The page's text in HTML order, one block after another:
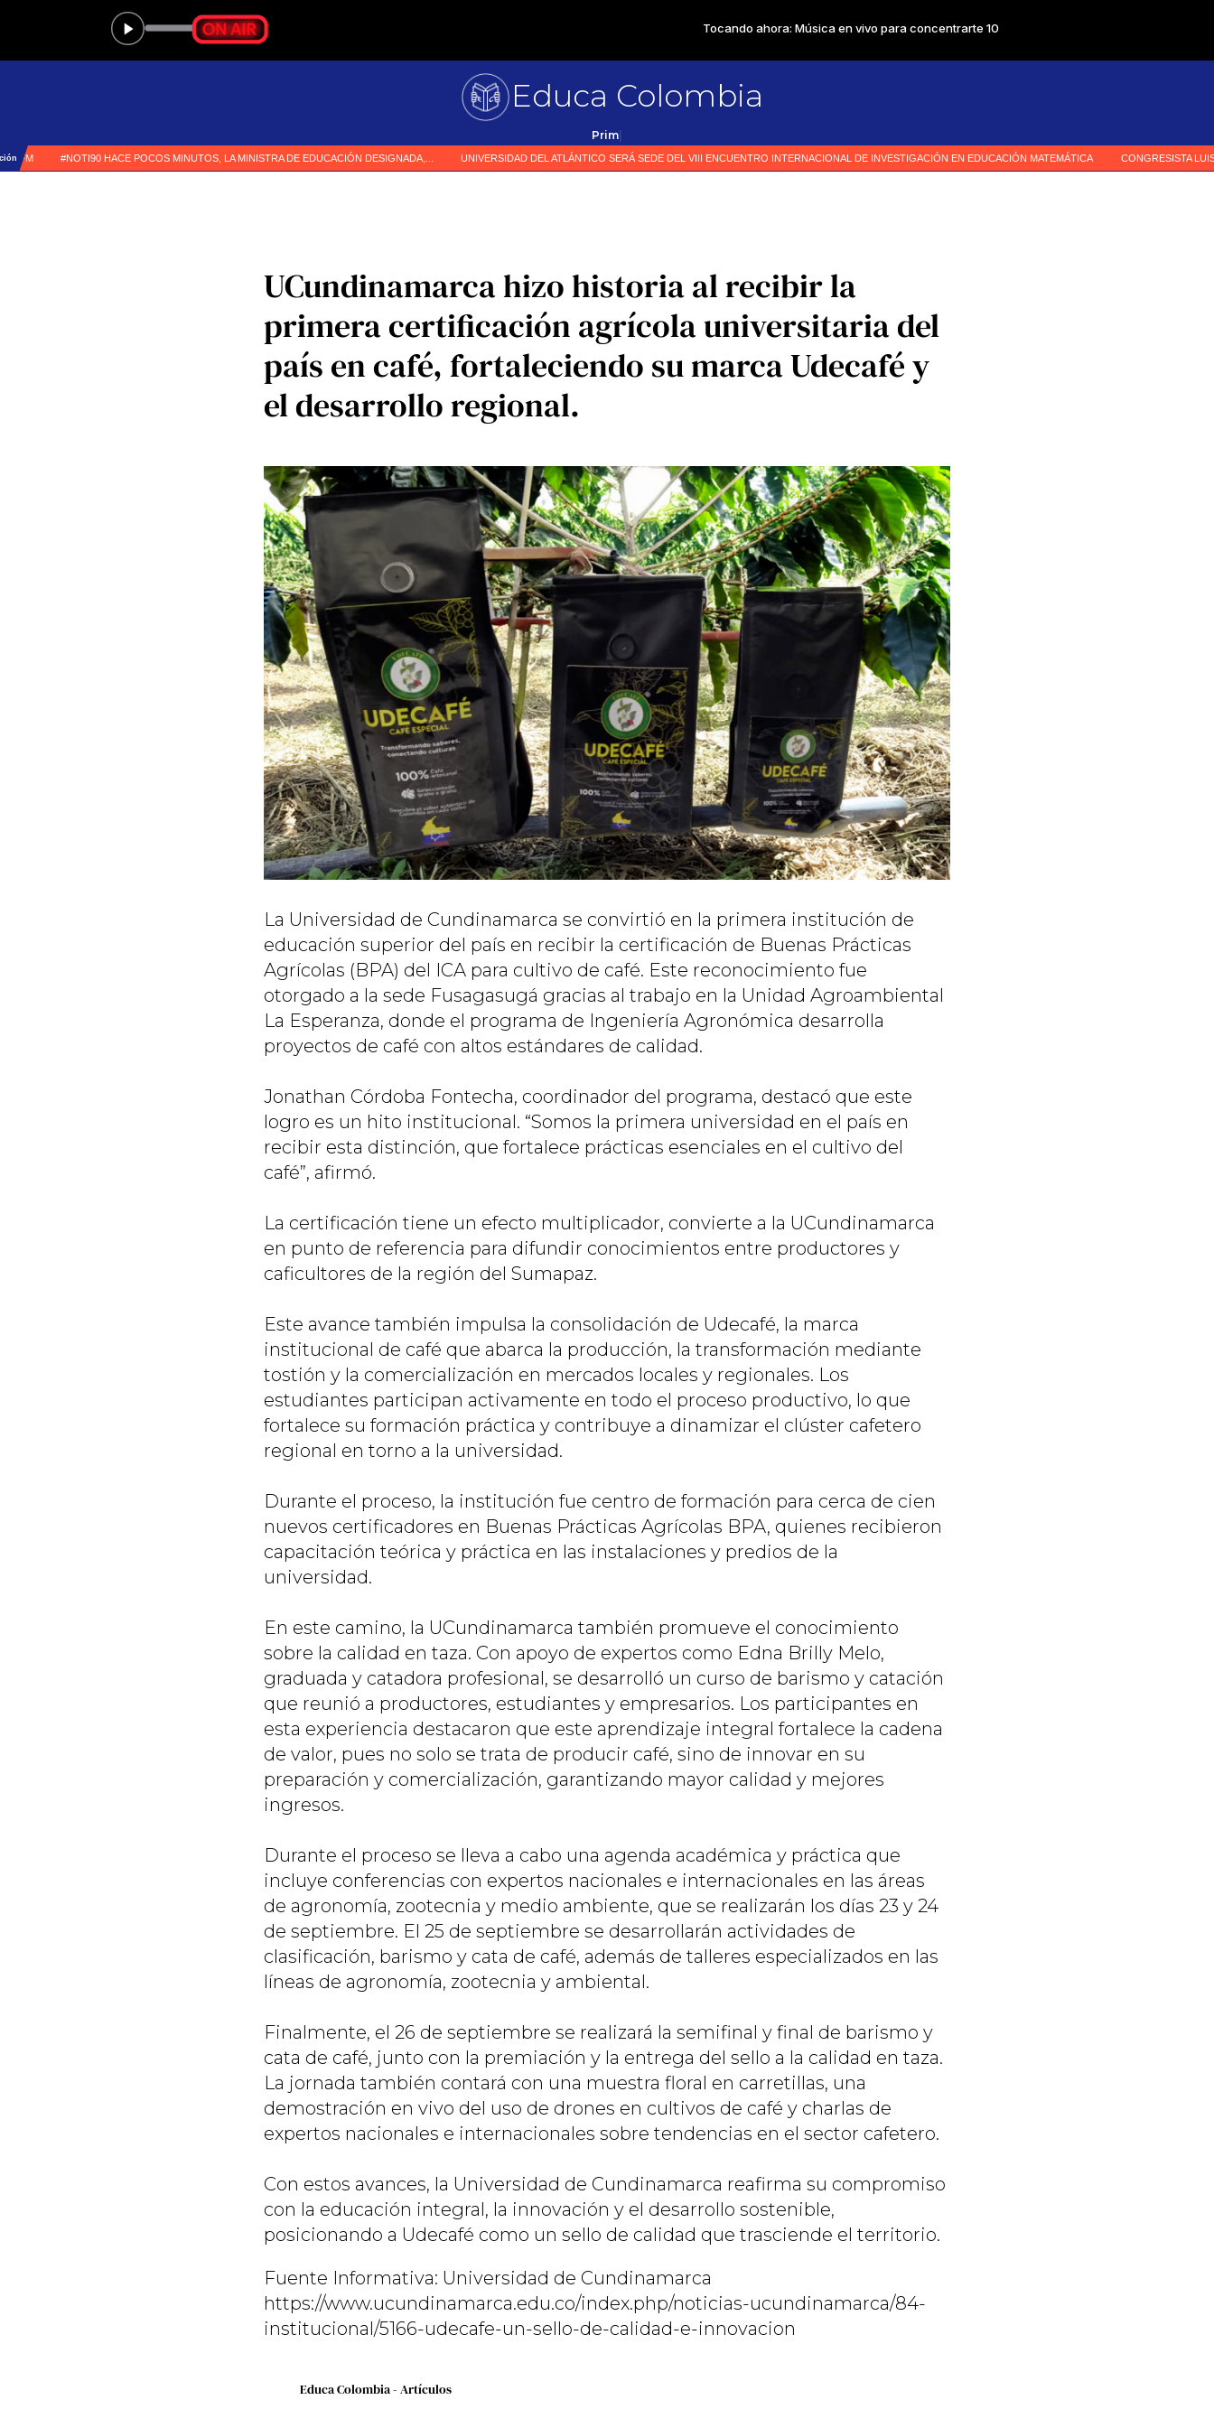
Educa Colombia
Primer medio especializa
UCundinamarca hizo historia al recibir la
primera certificación agrícola universitaria del
país en café, fortaleciendo su marca Udecafé y
el desarrollo regional.
La Universidad de Cundinamarca se convirtió en la primera institución de
educación superior del país en recibir la certificación de Buenas Prácticas
Agrícolas (BPA) del ICA para cultivo de café. Este reconocimiento fue
otorgado a la sede Fusagasugá gracias al trabajo en la Unidad Agroambiental
La Esperanza, donde el programa de Ingeniería Agronómica desarrolla
proyectos de café con altos estándares de calidad.
Jonathan Córdoba Fontecha, coordinador del programa, destacó que este
logro es un hito institucional. “Somos la primera universidad en el país en
recibir esta distinción, que fortalece prácticas esenciales en el cultivo del
café”, afirmó.
La certificación tiene un efecto multiplicador, convierte a la UCundinamarca
en punto de referencia para difundir conocimientos entre productores y
caficultores de la región del Sumapaz.
Este avance también impulsa la consolidación de Udecafé, la marca
institucional de café que abarca la producción, la transformación mediante
tostión y la comercialización en mercados locales y regionales. Los
estudiantes participan activamente en todo el proceso productivo, lo que
fortalece su formación práctica y contribuye a dinamizar el clúster cafetero
regional en torno a la universidad.
Durante el proceso, la institución fue centro de formación para cerca de cien
nuevos certificadores en Buenas Prácticas Agrícolas BPA, quienes recibieron
capacitación teórica y práctica en las instalaciones y predios de la
universidad.
En este camino, la UCundinamarca también promueve el conocimiento
sobre la calidad en taza. Con apoyo de expertos como Edna Brilly Melo,
graduada y catadora profesional, se desarrolló un curso de barismo y catación
que reunió a productores, estudiantes y empresarios. Los participantes en
esta experiencia destacaron que este aprendizaje integral fortalece la cadena
de valor, pues no solo se trata de producir café, sino de innovar en su
preparación y comercialización, garantizando mayor calidad y mejores
ingresos.
Durante el proceso se lleva a cabo una agenda académica y práctica que
incluye conferencias con expertos nacionales e internacionales en las áreas
de agronomía, zootecnia y medio ambiente, que se realizarán los días 23 y 24
de septiembre. El 25 de septiembre se desarrollarán actividades de
clasificación, barismo y cata de café, además de talleres especializados en las
líneas de agronomía, zootecnia y ambiental.
Finalmente, el 26 de septiembre se realizará la semifinal y final de barismo y
cata de café, junto con la premiación y la entrega del sello a la calidad en taza.
La jornada también contará con una muestra floral en carretillas, una
demostración en vivo del uso de drones en cultivos de café y charlas de
expertos nacionales e internacionales sobre tendencias en el sector cafetero.
Con estos avances, la Universidad de Cundinamarca reafirma su compromiso
con la educación integral, la innovación y el desarrollo sostenible,
posicionando a Udecafé como un sello de calidad que trasciende el territorio.
Fuente Informativa: Universidad de Cundinamarca
https://www.ucundinamarca.edu.co/index.php/noticias-ucundinamarca/84-
institucional/5166-udecafe-un-sello-de-calidad-e-innovacion
Educa Colombia - Artículos